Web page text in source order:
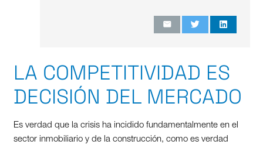
LA COMPETITIVIDAD ES
DECISIÓN DEL MERCADO
Es verdad que la crisis ha incidido fundamentalmente en el
sector inmobiliario y de la construcción, como es verdad